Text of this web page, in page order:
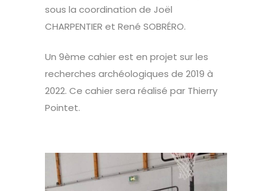
sous la coordination de Joël
CHARPENTIER et René SOBRÉRO.
Un 9ème cahier est en projet sur les
recherches archéologiques de 2019 à
2022. Ce cahier sera réalisé par Thierry
Pointet.